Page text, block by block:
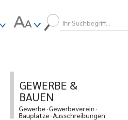
GEWERBE &
BAUEN
Gewerbe Gewerbeverein
Bauplätze Ausschreibungen